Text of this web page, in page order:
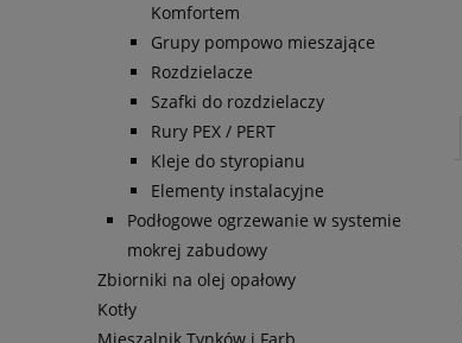
Komfortem
Grupy pompowo mieszające
Rozdzielacze
Szafki do rozdzielaczy
Rury PEX / PERT
Kleje do styropianu
Elementy instalacyjne
Podłogowe ogrzewanie w systemie
mokrej zabudowy
Zbiorniki na olej opałowy
Kotły